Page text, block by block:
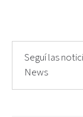
Seguí las
News